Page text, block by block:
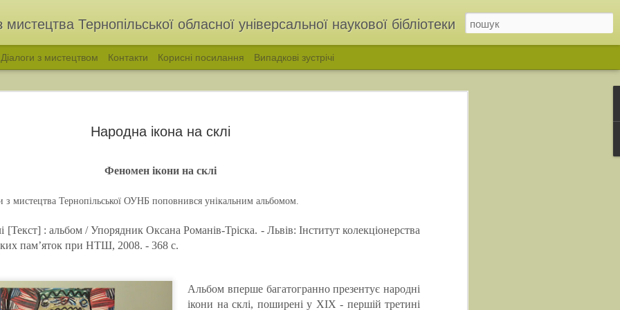
Народна ікона на склі
Феномен ікони на склі
з мистецтва Тернопільської ОУНБ поповнився унікальним альбомом.
[Текст] : альбом / Упорядник Оксана Романів-Тріска. - Львів: Інститут колекціонерства
пам’яток при НТШ, 2008. - 368 с.
Альбом вперше багатогранно презентує народні
ікони на склі, поширені у ХІХ - першій третині
мистецтва Тернопільської обласної універсальної наукової бібліотеки
Діалоги з мистецтвом Контакти Корисні посилання Випадкові зустрічі
української народної пісні. Філарет Колесса